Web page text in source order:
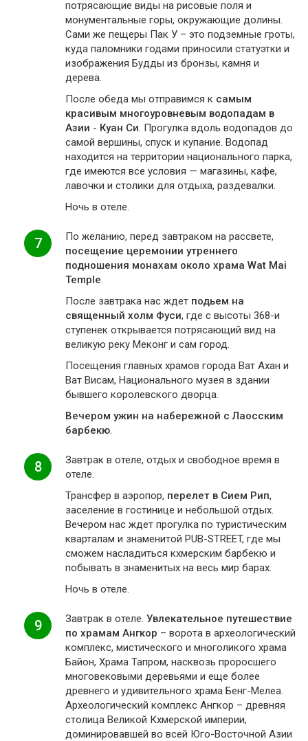
потрясающие виды на рисовые поля и
монументальные горы, окружающие долины.
Сами же пещеры Пак У – это подземные гроты,
куда паломники годами приносили статуэтки и
изображения Будды из бронзы, камня и
дерева.
После обеда мы отправимся к самым
красивым многоуровневым водопадам в
Азии - Куан Си. Прогулка вдоль водопадов до
самой вершины, спуск и купание. Водопад
находится на территории национального парка,
где имеются все условия — магазины, кафе,
лавочки и столики для отдыха, раздевалки.
Ночь в отеле.
7
По желанию, перед завтраком на рассвете,
посещение церемонии утреннего
подношения монахам около храма Wat Mai
Temple.
После завтрака нас ждет подьем на
священный холм Фуси, где с высоты 368-и
ступенек открывается потрясающий вид на
великую реку Меконг и сам город.
Посещения главных храмов города Ват Ахан и
Ват Висам, Национального музея в здании
бывшего королевского дворца.
Вечером ужин на набережной с Лаосским
барбекю.
8
Завтрак в отеле, отдых и свободное время в
отеле.
Трансфер в аэропор, перелет в Сием Рип,
заселение в гостинице и небольшой отдых.
Вечером нас ждет прогулка по туристическим
кварталам и знаменитой PUB-STREET, где мы
сможем насладиться кхмерским барбекю и
побывать в знаменитых на весь мир барах.
Ночь в отеле.
9 Завтрак в отеле. Увлекательное путешествие
по храмам Ангкор – ворота в археологический
комплекс, мистического и многоликого храма
Байон, Храма Тапром, насквозь проросшего
многовековыми деревьями и еще более
древнего и удивительного храма Бенг-Мелеа.
Археологический комплекс Ангкор – древняя
столица Великой Кхмерской империи,
доминировавшей во всей Юго-Восточной Азии